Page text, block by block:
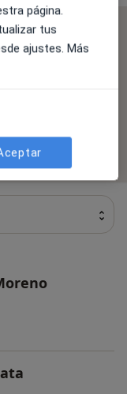
la
página.
tus
ajustes. Más